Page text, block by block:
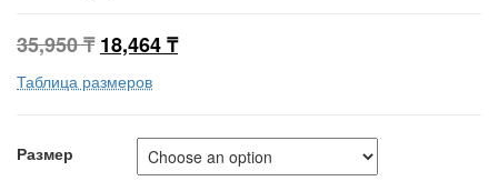
35,950₸ 18,464₸
Таблица размеров
Размер